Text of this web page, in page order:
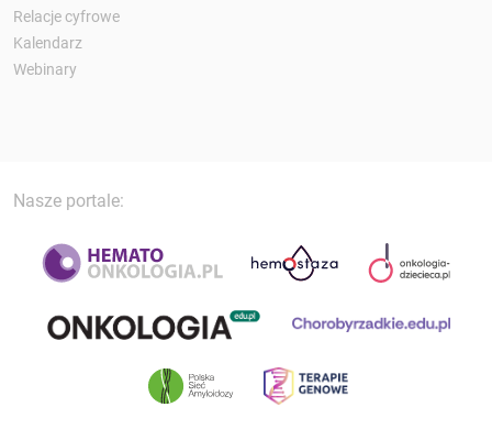
Relacje cyfrowe
Kalendarz
Webinary
Nasze portale: